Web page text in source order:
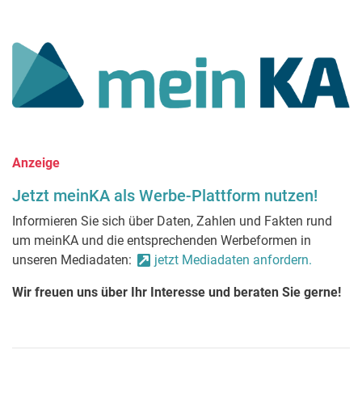
Anzeige
Jetzt meinKA als Werbe-Plattform nutzen!
Informieren Sie sich über Daten, Zahlen und Fakten rund
um meinKA und die entsprechenden Werbeformen in
unseren Mediadaten:
jetzt Mediadaten anfordern.
Wir freuen uns über Ihr Interesse und beraten Sie gerne!